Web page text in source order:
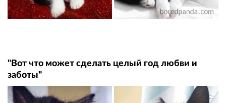
"Вот что может сделать целый год любви и
заботы"